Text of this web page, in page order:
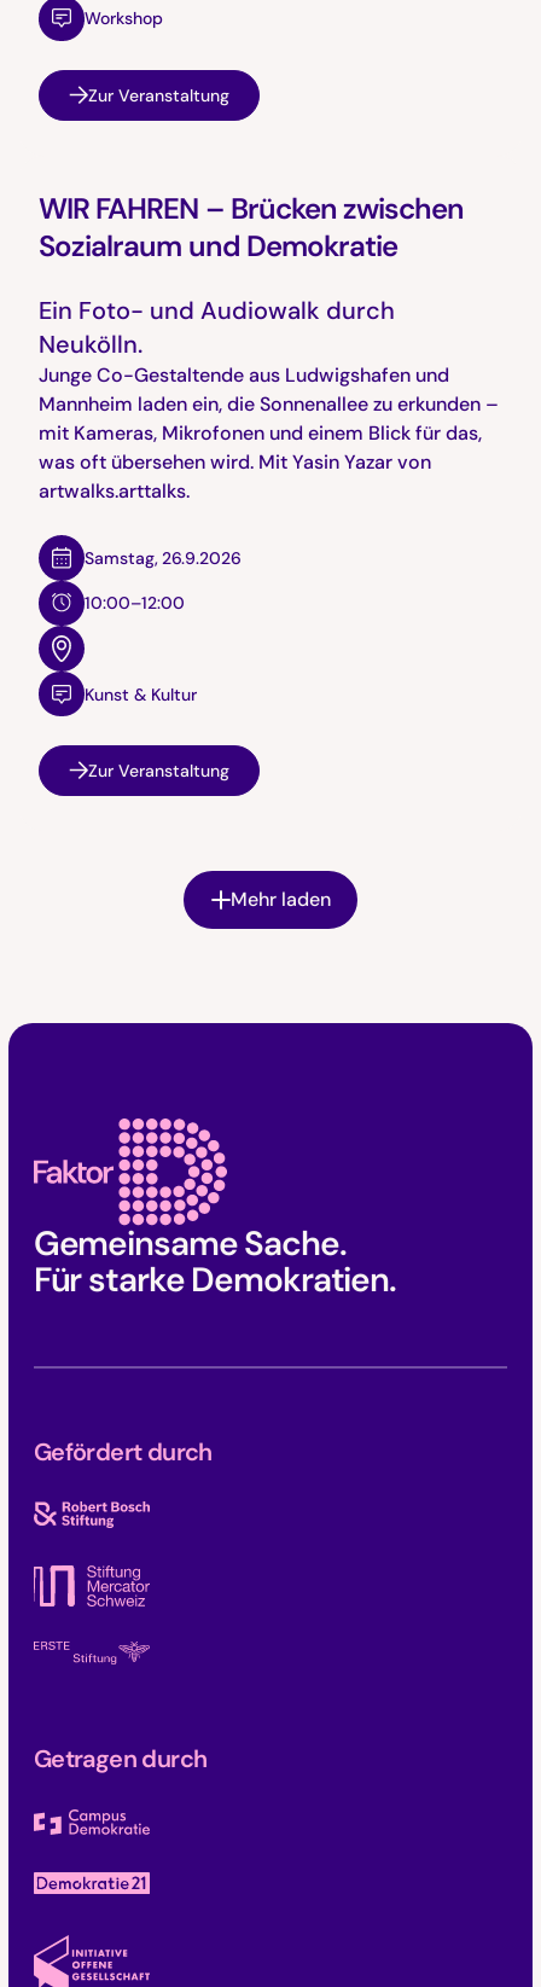
Workshop
Zur Veranstaltung
WIR FAHREN – Brücken zwischen
Sozialraum und Demokratie
Ein Foto- und Audiowalk durch
Neukölln.
Junge Co-Gestaltende aus Ludwigshafen und
Mannheim laden ein, die Sonnenallee zu erkunden –
mit Kameras, Mikrofonen und einem Blick für das,
was oft übersehen wird. Mit Yasin Yazar von
artwalks.arttalks.
Samstag,26.9.2026
10:00–12:00
Kunst & Kultur
Zur Veranstaltung
Mehr laden
Faktor D Footer
Gemeinsame Sache.
Für starke Demokratien.
Gefördert durch
Getragen durch